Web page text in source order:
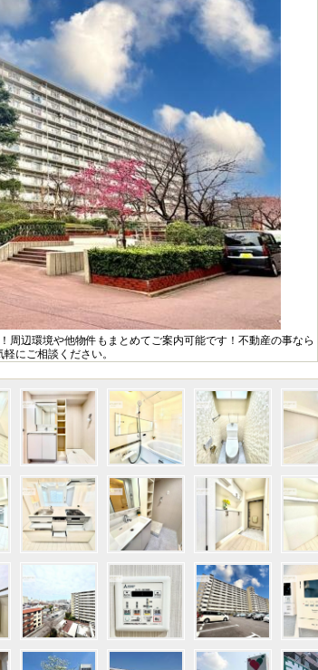
辺環境や他物件もまとめてご案内可能です！不動産の事なら
にご相談ください。